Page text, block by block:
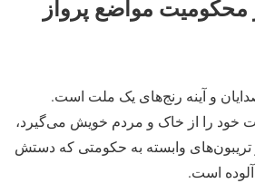
محکومیت مواضع پرواز
و آینه رنج‌های یک ملت است.
خود را از خاک و مردم خویش می‌گیرد،
تریبون‌های وابسته به حکومتی که دستش
است.